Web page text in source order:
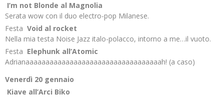
I’m not Blonde al Magnolia
Serata wow con il duo electro-pop Milanese.
Festa Void al rocket
Nella mia testa Noise Jazz italo-polacco, intorno a me…il vuoto.
Festa Elephunk all’Atomic
Adrianaaaaaaaaaaaaaaaaaaaaaaaaaaaaaaaaaah! (a caso)
Venerdì 20 gennaio
Kiave all’Arci Biko